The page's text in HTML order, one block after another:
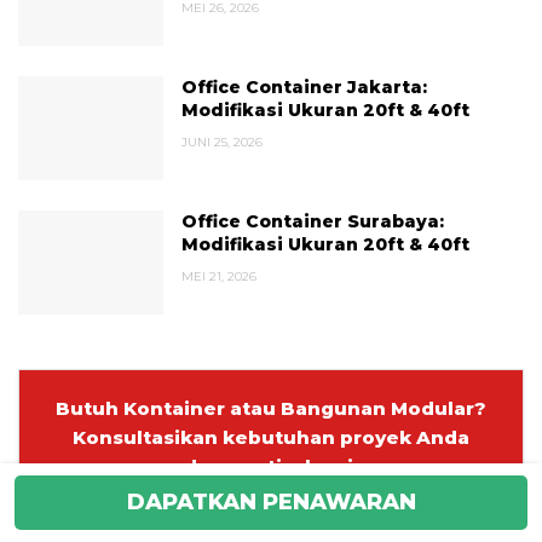
MEI 26, 2026
Office Container Jakarta:
Modifikasi Ukuran 20ft & 40ft
JUNI 25, 2026
Office Container Surabaya:
Modifikasi Ukuran 20ft & 40ft
MEI 21, 2026
Butuh Kontainer atau Bangunan Modular?
Konsultasikan kebutuhan proyek Anda
dengan tim kami.
Gratis konsultasi & penawaran.
DAPATKAN PENAWARAN